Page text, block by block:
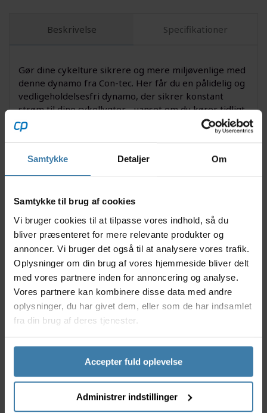
Samtykke Detaljer Om
Samtykke til brug af cookies
Vi bruger cookies til at tilpasse vores indhold, så du
bliver præsenteret for mere relevante produkter og
annoncer. Vi bruger det også til at analysere vores trafik.
Oplysninger om din brug af vores hjemmeside bliver delt
med vores partnere inden for annoncering og analyse.
Vores partnere kan kombinere disse data med andre
oplysninger, du har givet dem, eller som de har indsamlet
fra din brug af deres tjenester.
Accepter fuld oplevelse
Administrer indstillinger
Beskrivelse Specifikationer
Gør dine cykelture sikrere og mere miljøvenlige med
denne dynamo fra Con-tec. Her får du en pålidelig og
vedligeholdelsesfri dynamo, der sikrer konstant
strøm til dine cykellygter - uanset om du kører tidligt
om morgenen eller sent om aftenen. Con-tec Dynamo
er udviklet til at levere langtidsholdbar ydeevne og
igen.
Bæredygtig strømforsyning til cykellygter
Robust konstruktion for pålidelig brug
Nem og hurtig installation på de fleste cykler
Lavt vedligeholdelsesbehov
Udviklet til både by- og landevejscykling
Anvendelse
Con-tec Dynamo er ideel til dig, der ofte cykler i
mørke og ønsker en sikker, effektiv og bæredygtig
lyskilde. Dynamoen er rettet mod både pendlere,
brugere, der prioriterer sikkerheden højt uden at gå
på kompromis med brugeroplevelsen. Den passer til
til både hverdag og længere ture i skiftende